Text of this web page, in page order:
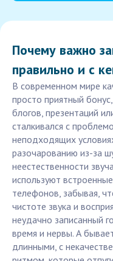
Почему важно
правильно и с
В современном мире
просто приятный
блогов, презентаций
сталкивался с
неподходящих
разочарованию из-за
неестественности
используют
телефонов, забывая,
чистоте звука и
неудачно записанный
время и нервы. А
длинными, с